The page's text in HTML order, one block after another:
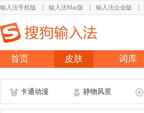
输入法手机版 输入法Mac版 输入法企业版
首页 皮肤 词库
卡通动漫 静物风景